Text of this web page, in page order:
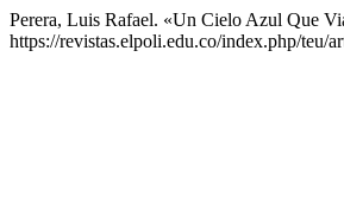
Perera, Luis Rafael. «Un Cielo Azul Que
https://revistas.elpoli.edu.co/index.php/teu/